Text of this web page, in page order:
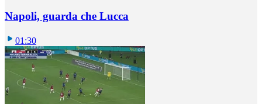
Napoli, guarda che Lucca
01:30